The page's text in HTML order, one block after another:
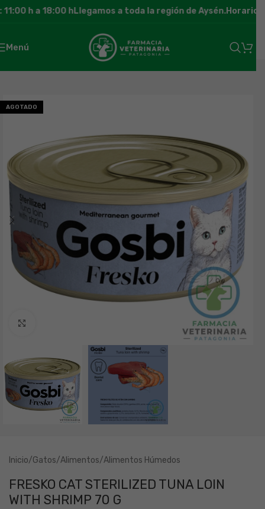
h a 18:00 h Llegamos a toda la región de Aysén.Horario
Menú
AGOTADO
Inicio/Gatos/Alimentos/Alimentos Húmedos
FRESKO CAT STERILIZED TUNA LOIN
WITH SHRIMP 70 G